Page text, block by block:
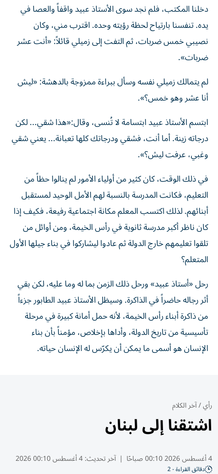
دخلنا المكتب، فلم نجد سوى الأستاذ عبيد واقفاً والعصا في
يده. تنفسنا بارتياح لحظة رؤيته وحده. اقترب مني، وكان
نصيبي خمس ضربات، ثم التفت إلى زميلي قائلاً: «أنت عشر
ضربات».
لم يتمالك زميلي نفسه وسأل ببراءة ممزوجة بالدهشة: «ليش
أنا عشر وهو خمس؟».
ابتسم الأستاذ عبيد ابتسامة لا تُنسى، وقال:«هذا شقي... لكن
درجاته زينة. أما أنت، فشقي ودرجاتك كلها تعبانة... يعني شقي
وغبي، عرفت ليش؟».
في ذلك الوقت، كان كثير من أولياء الأمور لم ينالوا حظاً من
التعليم، فكانت المدرسة بالنسبة لهم الأمل الوحيد لمستقبل
أبنائهم. لذلك اكتسب المعلم مكانة اجتماعية رفيعة، فكيف إذا
كان ناظر أكبر مدرسة ثانوية في رأس الخيمة، ومن أوائل من
تلقوا تعليمهم خارج الدولة ثم عادوا ليشاركوا في بناء جيلها الأول
المتعلم؟
رحل «أستاذ عبيد» ورحل ذلك الزمن بما له وما عليه، لكن بقي
أثر رجاله حاضراً في الذاكرة. وسيظل الأستاذ عبيد الطابور جزءاً
من ذاكرة أبناء رأس الخيمة، لأنه حمل أمانة كبيرة في مرحلة
تأسيسية من تاريخ الدولة، وأداها بإخلاص، مؤمناً بأن بناء
الإنسان هو أسمى ما يمكن أن يكرّس له الإنسان حياته.
رأي/آخر الكلام
اشتقنا إلى لبنان
4 أغسطس 2026 00:10 صباحًا | آخر تحديث:4 أغسطس 00:10 2026
دقائق القراءة - 2